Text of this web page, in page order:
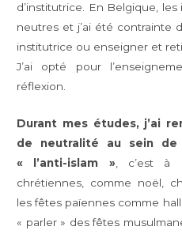
d’institutrice. En Belgique,
neutres et j’ai été contrainte
institutrice ou enseigner et
J’ai opté pour
réflexion.
Durant mes études, j’ai
de neutralité au sein de
« l’anti-islam » , c’est à
chrétiennes, comme noël,
les fêtes païennes comme
« parler » des fêtes